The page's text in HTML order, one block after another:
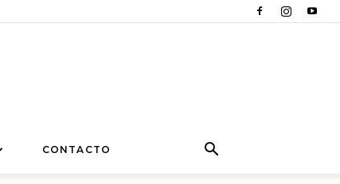
CONTACTO